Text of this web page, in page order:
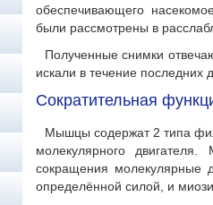
обеспечивающего
были рассмотрены в
Полученные снимки
искали в течение последних
Сократительная
Мышцы содержат 2 типа
молекулярного
сокращения молекулярные
определённой силой, и